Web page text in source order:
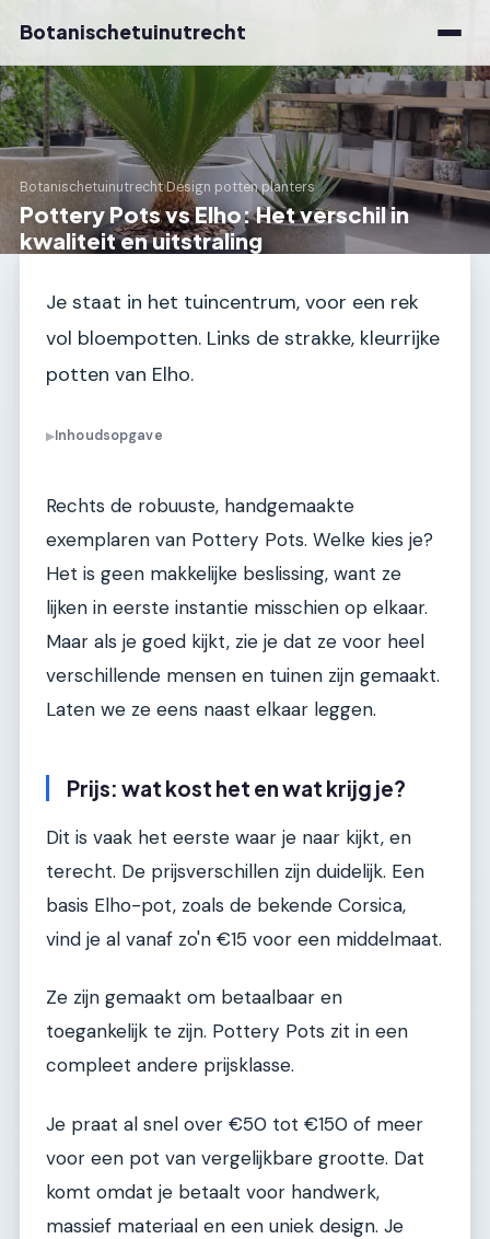
Botanischetuinutrecht
Botanischetuinutrecht›Design potten planters
Pottery Pots vs Elho: Het verschil in
kwaliteit en uitstraling
Je staat in het tuincentrum, voor een rek
vol bloempotten. Links de strakke, kleurrijke
potten van Elho.
▶Inhoudsopgave
Rechts de robuuste, handgemaakte
exemplaren van Pottery Pots. Welke kies je?
Het is geen makkelijke beslissing, want ze
lijken in eerste instantie misschien op elkaar.
Maar als je goed kijkt, zie je dat ze voor heel
verschillende mensen en tuinen zijn gemaakt.
Laten we ze eens naast elkaar leggen.
Prijs: wat kost het en wat krijg je?
Dit is vaak het eerste waar je naar kijkt, en
terecht. De prijsverschillen zijn duidelijk. Een
basis Elho-pot, zoals de bekende Corsica,
vind je al vanaf zo'n €15 voor een middelmaat.
Ze zijn gemaakt om betaalbaar en
toegankelijk te zijn. Pottery Pots zit in een
compleet andere prijsklasse.
Je praat al snel over €50 tot €150 of meer
voor een pot van vergelijkbare grootte. Dat
komt omdat je betaalt voor handwerk,
massief materiaal en een uniek design. Je